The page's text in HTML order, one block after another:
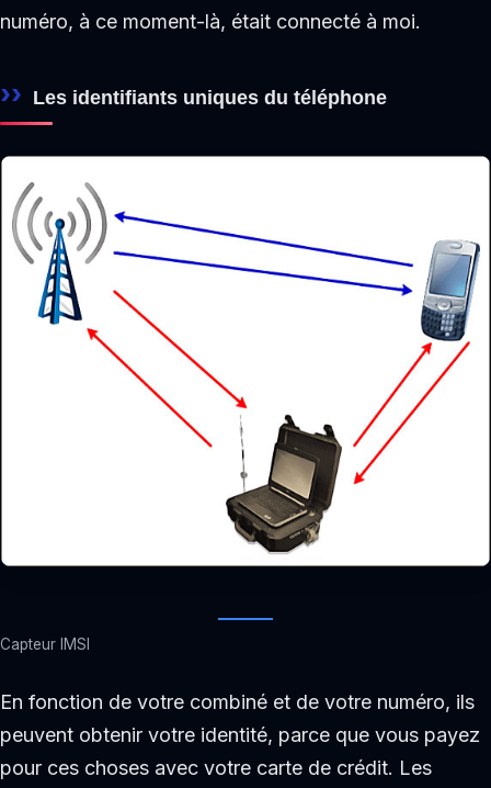
numéro, à ce moment-là, était connecté à moi.
Les identifiants uniques du téléphone
Capteur IMSI
En fonction de votre combiné et de votre numéro, ils
peuvent obtenir votre identité, parce que vous payez
pour ces choses avec votre carte de crédit. Les